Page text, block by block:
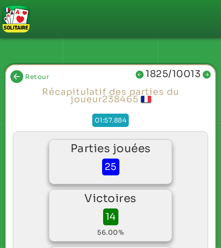
Retour 1825/10013
Récapitulatif des parties du
joueur238465
01:57.884
Parties jouées
25
Victoires
14
56.00%